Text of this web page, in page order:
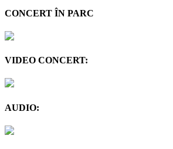
CONCERT ÎN PARC
VIDEO CONCERT:
AUDIO: